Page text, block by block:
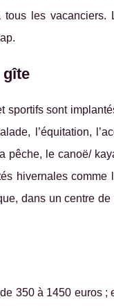
les
gîte
sportifs sont
l’équitation,
pêche, le canoë/
hivernales
dans un centre
350 à 1450 euros ;